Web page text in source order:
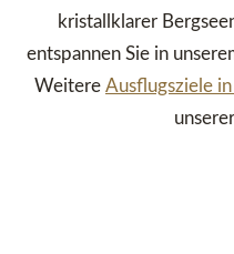
kristallklarer
entspannen Sie in
Weitere Ausflugsziele